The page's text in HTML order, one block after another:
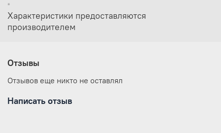
*
Характеристики предоставляются
производителем
Отзывы
Отзывов еще никто не оставлял
Написать отзыв